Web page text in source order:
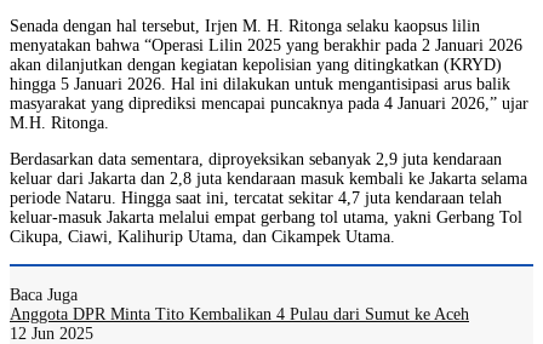
Senada dengan hal tersebut, Irjen M. H. Ritonga selaku kaopsus lilin
menyatakan bahwa “Operasi Lilin 2025 yang berakhir pada 2 Januari 2026
akan dilanjutkan dengan kegiatan kepolisian yang ditingkatkan (KRYD)
hingga 5 Januari 2026. Hal ini dilakukan untuk mengantisipasi arus balik
masyarakat yang diprediksi mencapai puncaknya pada 4 Januari 2026,” ujar
M.H. Ritonga.
Berdasarkan data sementara, diproyeksikan sebanyak 2,9 juta kendaraan
keluar dari Jakarta dan 2,8 juta kendaraan masuk kembali ke Jakarta selama
periode Nataru. Hingga saat ini, tercatat sekitar 4,7 juta kendaraan telah
keluar-masuk Jakarta melalui empat gerbang tol utama, yakni Gerbang Tol
Cikupa, Ciawi, Kalihurip Utama, dan Cikampek Utama.
Baca Juga
Anggota DPR Minta Tito Kembalikan 4 Pulau dari Sumut ke Aceh
12 Jun 2025